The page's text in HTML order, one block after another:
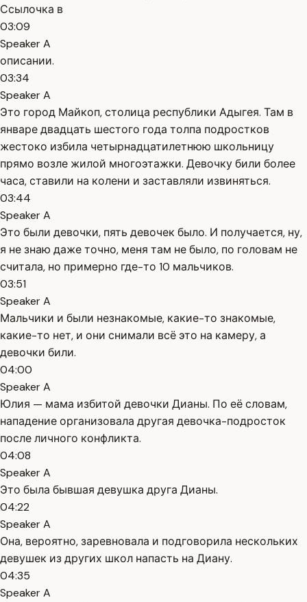
Ссылочка в
03:09
Speaker A
описании.
03:34
Speaker A
Это город Майкоп, столица республики Адыгея. Там в
январе двадцать шестого года толпа подростков
жестоко избила четырнадцатилетнюю школьницу
прямо возле жилой многоэтажки. Девочку били более
часа, ставили на колени и заставляли извиняться.
03:44
Speaker A
Это были девочки, пять девочек было. И получается, ну,
я не знаю даже точно, меня там не было, по головам не
считала, но примерно где-то 10 мальчиков.
03:51
Speaker A
Мальчики и были незнакомые, какие-то знакомые,
какие-то нет, и они снимали всё это на камеру, а
девочки били.
04:00
Speaker A
Юлия — мама избитой девочки Дианы. По её словам,
нападение организовала другая девочка-подросток
после личного конфликта.
04:08
Speaker A
Это была бывшая девушка друга Дианы.
04:22
Speaker A
Она, вероятно, заревновала и подговорила нескольких
девушек из других школ напасть на Диану.
04:35
Speaker A